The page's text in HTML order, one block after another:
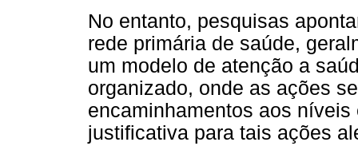
No entanto, pesquisas
rede primária de saúde,
um modelo de atenção a
organizado, onde as ações
encaminhamentos aos
justificativa para tais ações